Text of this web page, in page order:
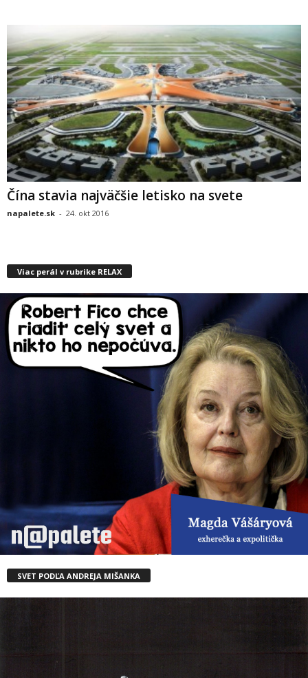
Čína stavia najväčšie letisko na svete
napalete.sk - 24. okt 2016
Viac perál v rubrike RELAX
SVET PODĽA ANDREJA MIŠANKA